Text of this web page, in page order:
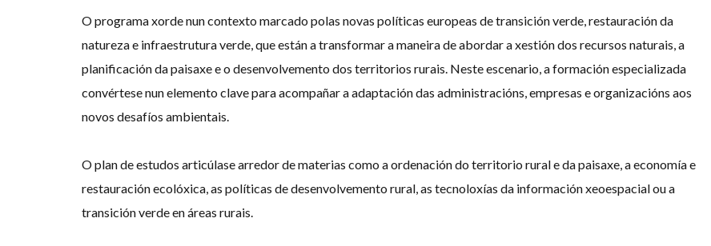
O programa xorde nun contexto marcado polas novas políticas europeas de transición verde, restauración da
natureza e infraestrutura verde, que están a transformar a maneira de abordar a xestión dos recursos naturais, a
planificación da paisaxe e o desenvolvemento dos territorios rurais. Neste escenario, a formación especializada
convértese nun elemento clave para acompañar a adaptación das administracións, empresas e organizacións aos
novos desafíos ambientais.
O plan de estudos articúlase arredor de materias como a ordenación do territorio rural e da paisaxe, a economía e
restauración ecolóxica, as políticas de desenvolvemento rural, as tecnoloxías da información xeoespacial ou a
transición verde en áreas rurais.